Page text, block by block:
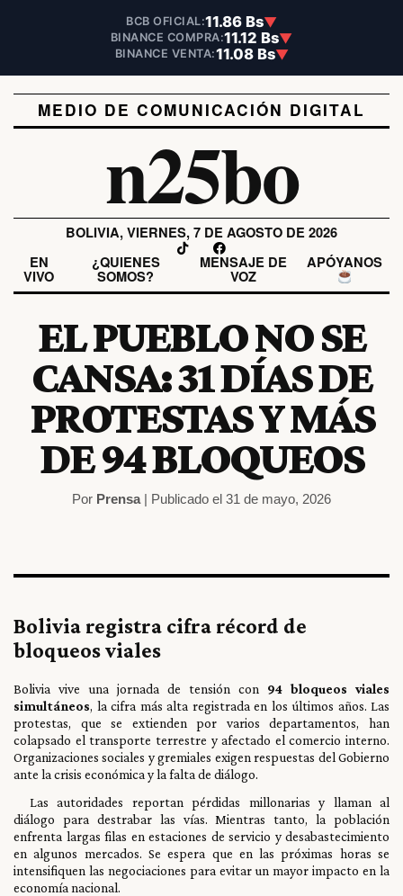
BCB OFICIAL:11.86 Bs▼
BINANCE COMPRA:11.12 Bs▼
BINANCE VENTA:11.08 Bs▼
MEDIO DE COMUNICACIÓN DIGITAL
n25bo
BOLIVIA, VIERNES, 7 DE AGOSTO DE 2026
EN
VIVO
¿QUIENES
SOMOS?
MENSAJE DE
VOZ
APÓYANOS
EL PUEBLO NO SE
CANSA: 31 DÍAS DE
PROTESTAS Y MÁS
DE 94 BLOQUEOS
Por Prensa| Publicado el 31 de mayo, 2026
Bolivia registra cifra récord de
bloqueos viales
Bolivia vive una jornada de tensión con 94 bloqueos viales
simultáneos, la cifra más alta registrada en los últimos años. Las
protestas, que se extienden por varios departamentos, han
colapsado el transporte terrestre y afectado el comercio interno.
Organizaciones sociales y gremiales exigen respuestas del Gobierno
ante la crisis económica y la falta de diálogo.
Las autoridades reportan pérdidas millonarias y llaman al
diálogo para destrabar las vías. Mientras tanto, la población
enfrenta largas filas en estaciones de servicio y desabastecimiento
en algunos mercados. Se espera que en las próximas horas se
intensifiquen las negociaciones para evitar un mayor impacto en la
economía nacional.